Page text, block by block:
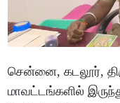
சென்னை, கடலூர்,
மாவட்டங்களில்